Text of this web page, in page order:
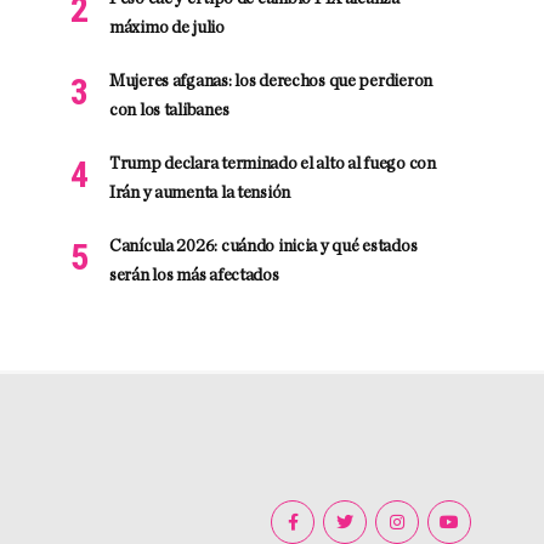
máximo de julio
Mujeres afganas: los derechos que perdieron
con los talibanes
Trump declara terminado el alto al fuego con
Irán y aumenta la tensión
Canícula 2026: cuándo inicia y qué estados
serán los más afectados